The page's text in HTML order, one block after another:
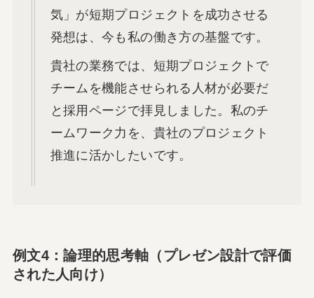
気」が短期プロジェクトを成功させる
発想は、今も私の働き方の基盤です。
貴社の業務では、短期プロジェクトで
チームを機能させられる人材が必要だ
と採用ページで拝見しました。私のチ
ームワーク力を、貴社のプロジェクト
推進に活かしたいです。
例文4：論理的思考軸（プレゼン設計で評価
された人向け）